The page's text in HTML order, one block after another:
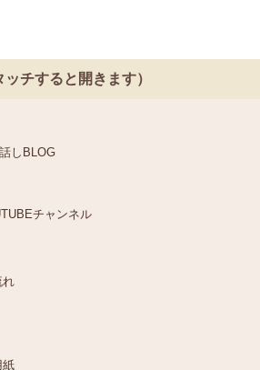
チすると開きます）
しBLOG
チャンネル
れ
紙